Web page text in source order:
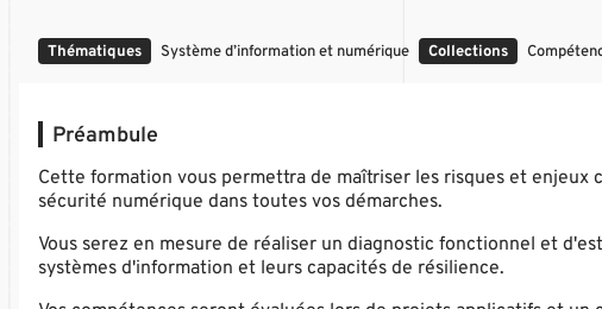
Thématiques Système d’information et numérique Collections
Préambule
Cette formation vous permettra de maîtriser les risques et
sécurité numérique dans toutes vos démarches.
Vous serez en mesure de réaliser un diagnostic fonctionnel et
systèmes d'information et leurs capacités de résilience.